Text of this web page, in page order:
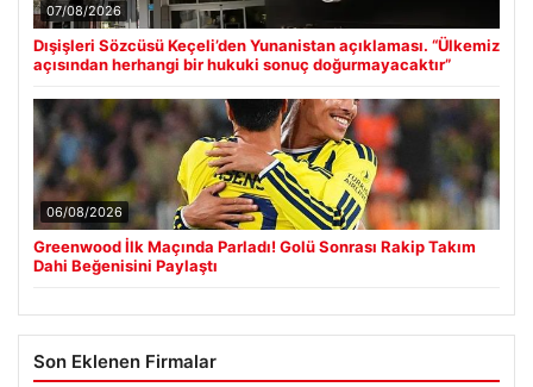
07/08/2026
Dışişleri Sözcüsü Keçeli’den Yunanistan açıklaması. “Ülkemiz
açısından herhangi bir hukuki sonuç doğurmayacaktır”
06/08/2026
Greenwood İlk Maçında Parladı! Golü Sonrası Rakip Takım
Dahi Beğenisini Paylaştı
Son Eklenen Firmalar